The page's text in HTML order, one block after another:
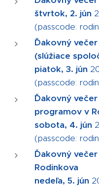
štvrtok, 2. jún
(passcode:
Ďakovný večer
(slúžiace
piatok, 3. jún
(passcode:
Ďakovný
programov v
sobota, 4. jún
(passcode:
Ďakovný večer
Rodinkova
nedeľa, 5. jún